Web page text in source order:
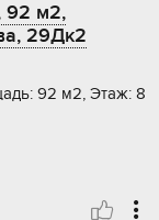
92 м2,
29Дк2
92 м2, Этаж: 8